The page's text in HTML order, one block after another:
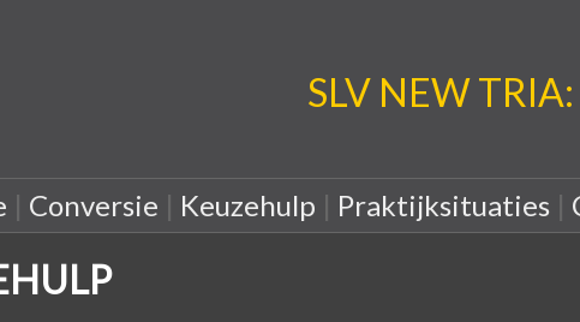
SLV NEW
| Conversie | Keuzehulp | Praktijksituaties |